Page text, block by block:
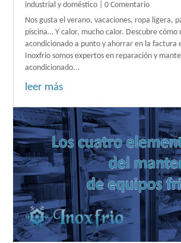
industrial y doméstico | 0 Comentario
Nos gusta el verano, vacaciones, ropa ligera,
piscina… Y calor, mucho calor. Descubre
acondicionado a punto y ahorrar en la factura
Inoxfrio somos expertos en reparación y
acondicionado...
leer más